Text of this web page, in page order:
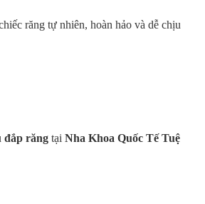
răng tự nhiên, hoàn hảo và dễ chịu
đắp răng tại Nha Khoa Quốc Tế Tuệ